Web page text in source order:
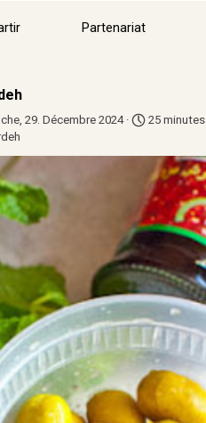
Partenariat
29. Décembre 2024 ·
25 minutes